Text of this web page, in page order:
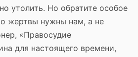
утолить. Но обратите особое
жертвы нужны нам, а не
«Правосудие
для настоящего времени,